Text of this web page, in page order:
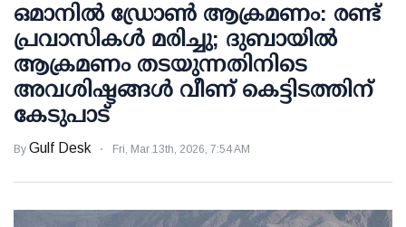
ഒമാനില്‍ ഡ്രോണ്‍ ആക്രമണം: രണ്ട്
പ്രവാസികള്‍ മരിച്ചു; ദുബായില്‍
ആക്രമണം തടയുന്നതിനിടെ
അവശിഷ്ടങ്ങള്‍ വീണ് കെട്ടിടത്തിന്
കേടുപാട്
By Gulf Desk Fri, Mar 13th, 2026, 7:54 AM